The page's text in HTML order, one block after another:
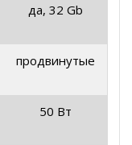
да, 32 Gb
продвинутые
50 Вт